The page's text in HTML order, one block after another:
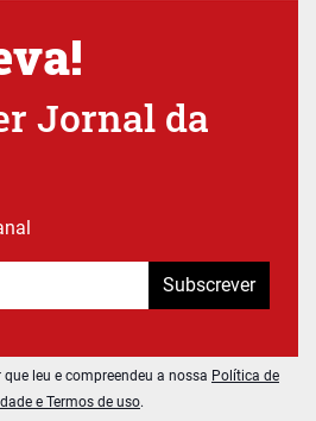
Jornal da
Subscrever
leu e compreendeu a nossa Política de
e Termos de uso.